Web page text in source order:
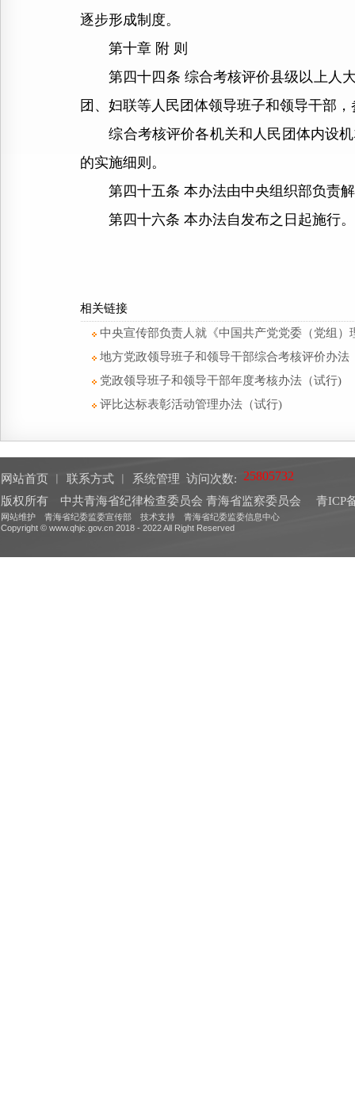
逐步形成制度。
第十章 附 则
第四十四条 综合考核评价县级以上人大
团、妇联等人民团体领导班子和领导干部
综合考核评价各机关和人民团体内设机
的实施细则。
第四十五条 本办法由中央组织部负责
第四十六条 本办法自发布之日起施行。
相关链接
中央宣传部负责人就《中国共产党党委（党组
地方党政领导班子和领导干部综合考核评价办法
党政领导班子和领导干部年度考核办法（试行)
评比达标表彰活动管理办法（试行)
网站首页 联系方式 系统管理 访问次数:
版权所有 中共青海省纪律检查委员会 青海省监察委员会
青ICP
网站维护 青海省纪委监委宣传部 技术支持 青海省纪委监委信息中心
Copyright © www.qhjc.gov.cn 2018 - 2022 All Right Reserved